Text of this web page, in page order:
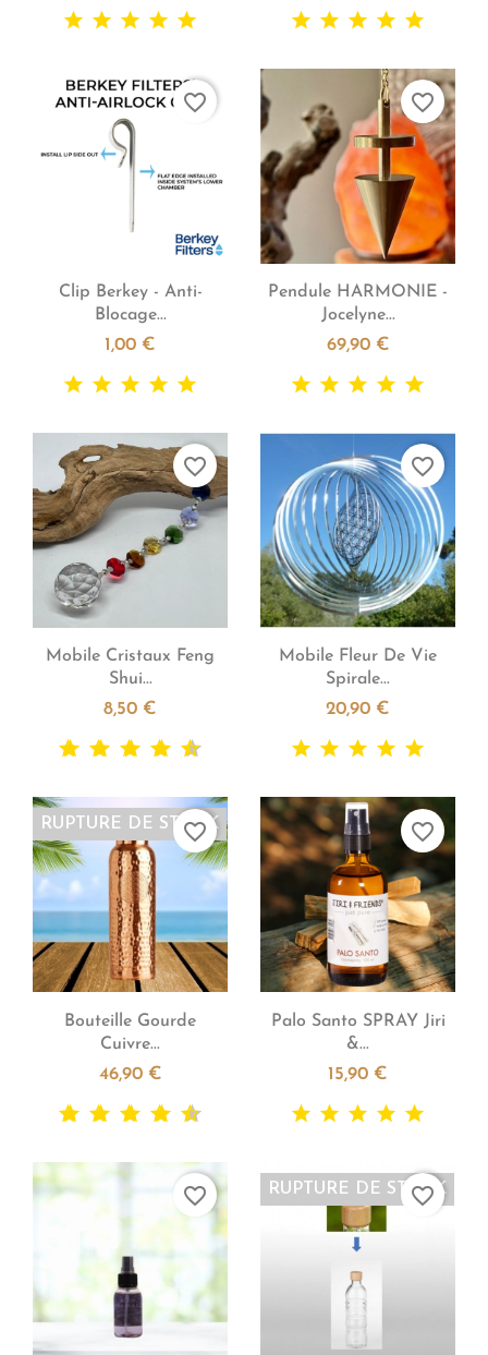
Aperçu rapide
Clip Berkey - Anti-
Blocage...
1,00 €
favorite_border
Aperçu rapide
Pendule HARMONIE -
Jocelyne...
69,90 €
favorite_border
Aperçu rapide
Mobile Cristaux Feng
Shui...
8,50 €
favorite_border
Aperçu rapide
Mobile Fleur De Vie
Spirale...
20,90 €
favorite_border
Aperçu rapide
Bouteille Gourde
Cuivre...
46,90 €
RUPTURE DE STOCK
favorite_border
 Aperçu rapide
Palo Santo SPRAY Jiri
&...
15,90 €
favorite_border
favorite_border RUPTURE DE STOCK
favorite_border